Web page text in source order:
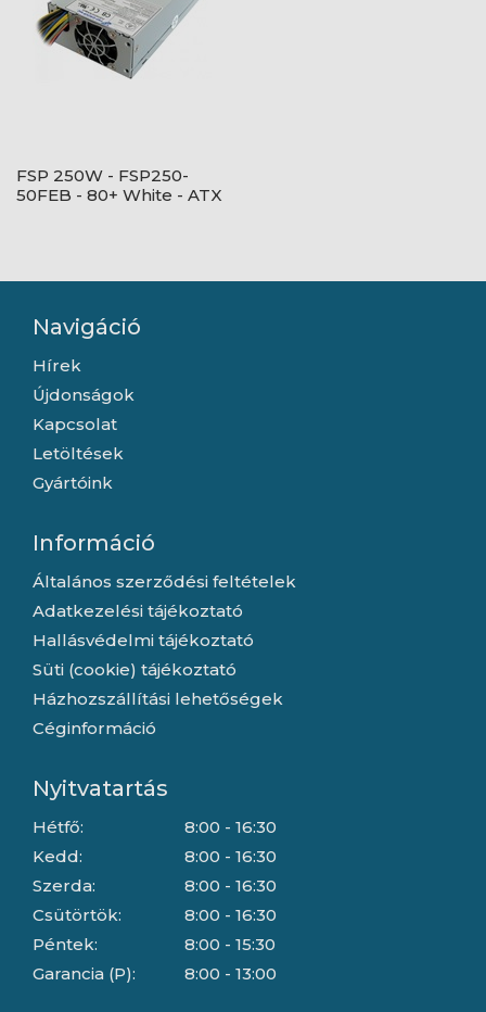
FSP 250W - FSP250-
50FEB - 80+ White - ATX
Navigáció
Hírek
Újdonságok
Kapcsolat
Letöltések
Gyártóink
Információ
Általános szerződési feltételek
Adatkezelési tájékoztató
Hallásvédelmi tájékoztató
Süti (cookie) tájékoztató
Házhozszállítási lehetőségek
Céginformáció
Nyitvatartás
Hétfő:
Kedd:
Szerda:
Csütörtök:
Péntek:
Garancia (P):
8:00 - 16:30
8:00 - 16:30
8:00 - 16:30
8:00 - 16:30
8:00 - 15:30
8:00 - 13:00